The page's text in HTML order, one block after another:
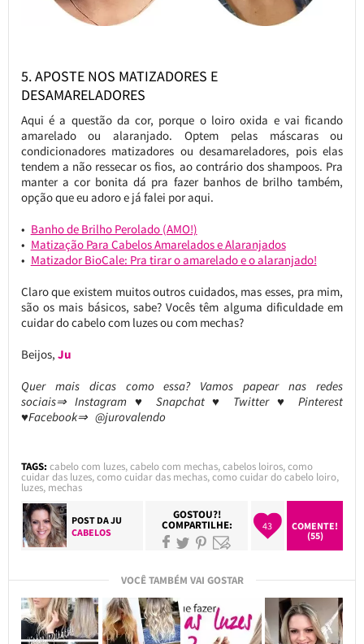
5. APOSTE NOS MATIZADORES E
DESAMARELADORES
Aqui é a questão da cor, porque o loiro oxida e vai ficando
amarelado ou alaranjado. Optem pelas máscaras ou
condicionadores matizadores ou desamareladores, pois elas
tendem a não ressecar os fios, ao contrário dos shampoos. Pra
manter a cor bonita dá pra fazer banhos de brilho também,
opção que eu adoro e já falei por aqui.
Banho de Brilho Perolado (AMO!)
Matização Para Cabelos Amarelados e Alaranjados
Matizador BioCale: Pra tirar o amarelado e o alaranjado!
Claro que existem muitos outros cuidados, mas esses, pra mim,
são os mais básicos, sabe? Vocês têm alguma dificuldade em
cuidar do cabelo com luzes ou com mechas?
Beijos, Ju
Quer mais dicas como essa? Vamos papear nas redes
sociais⇒ Instagram ♥ Snapchat ♥ Twitter ♥ Pinterest
♥Facebook⇒ @jurovalendo
TAGS: cabelo com luzes,cabelo com mechas,cabelos loiros,como
cuidar das luzes,como cuidar das mechas,como cuidar do cabelo loiro,
luzes, mechas
POST DAJU
CABELOS
GOSTOU?!
COMPARTILHE: 43
COMENTE!
(55)
VOCÊ TAMBÉM VAI GOSTAR